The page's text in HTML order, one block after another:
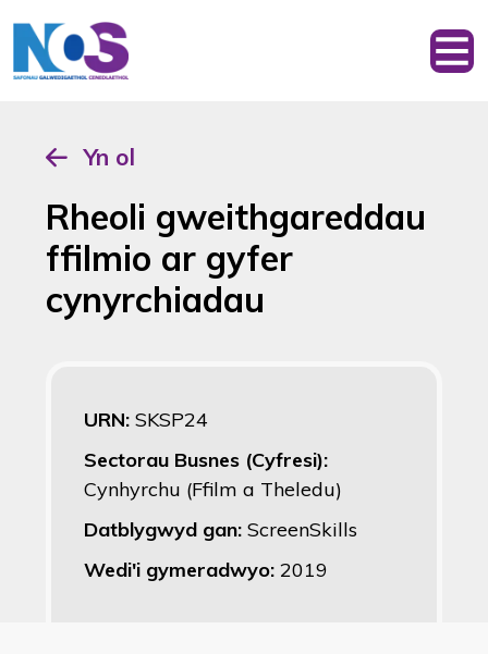
Yn ol
Rheoli gweithgareddau
ffilmio ar gyfer
cynyrchiadau
URN: SKSP24
Sectorau Busnes (Cyfresi):
Cynhyrchu (Ffilm a Theledu)
Datblygwyd gan: ScreenSkills
Wedi'i gymeradwyo: 2019